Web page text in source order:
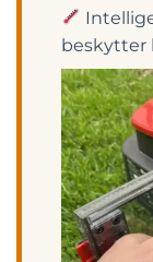
beskytter